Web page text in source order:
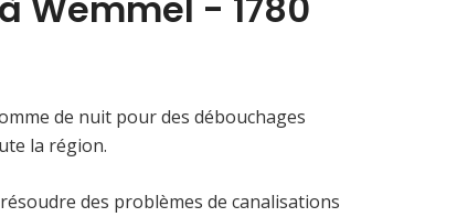
de nuit pour des débouchages
la région.
des problèmes de canalisations